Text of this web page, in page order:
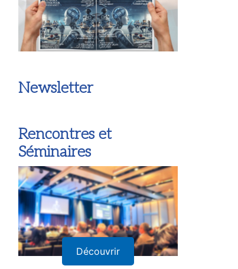
Newsletter
Rencontres et
Séminaires
Découvrir